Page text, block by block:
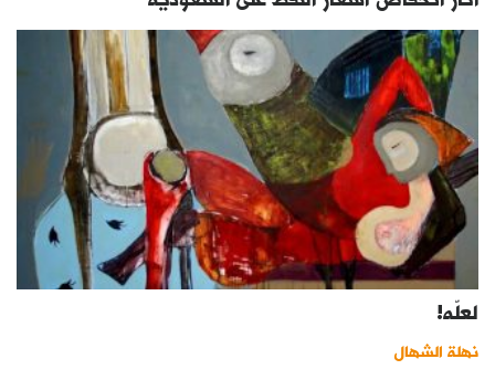
لعلّه!
نهلة الشهال